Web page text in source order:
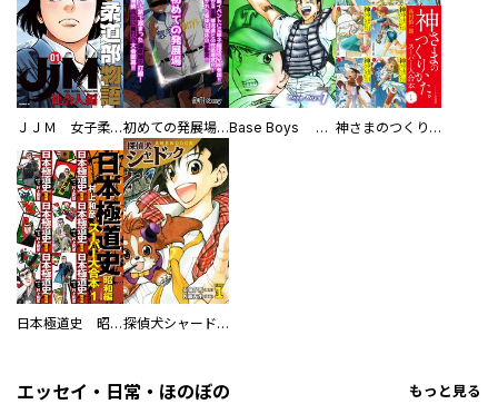
ＪＪＭ 女子柔道部物語 社会人編 初めての発展場 【白抜き修正版】 Base Boys 新装版 神さまのつくりかた。スーパー大合本
日本極道史 昭和編 スーパー大合本 探偵犬シャードック（新装版）
エッセイ・日常・ほのぼの もっと見る